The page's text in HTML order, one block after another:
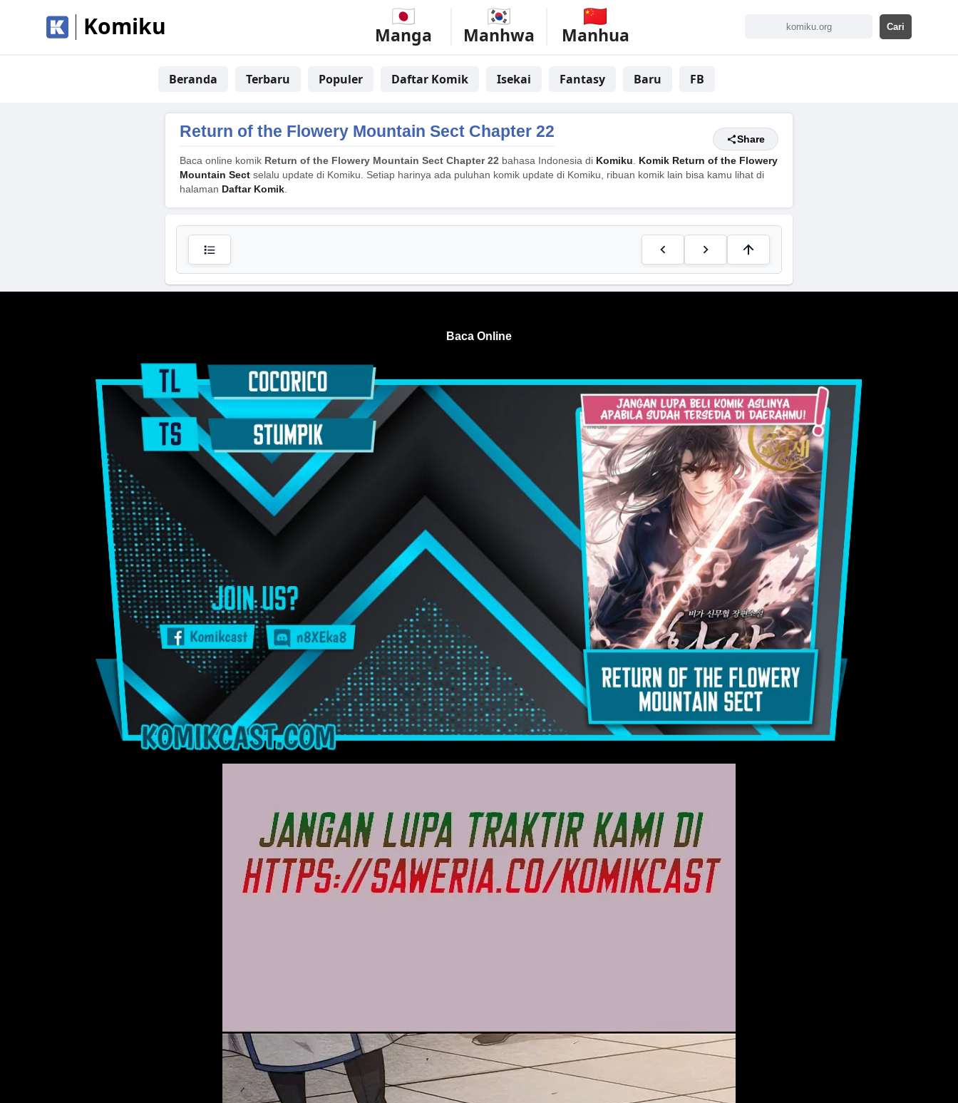
Komiku Manga Manhwa Manhua
Beranda Terbaru Populer Daftar Komik Isekai Fantasy Baru FB
Return of the Flowery Mountain Sect Chapter 22 Share
Baca online komik Return of the Flowery Mountain Sect Chapter 22 bahasa Indonesia di Komiku. Komik Return of the Flowery
Mountain Sect selalu update di Komiku. Setiap harinya ada puluhan komik update di Komiku, ribuan komik lain bisa kamu lihat di
halaman Daftar Komik.
Baca Online